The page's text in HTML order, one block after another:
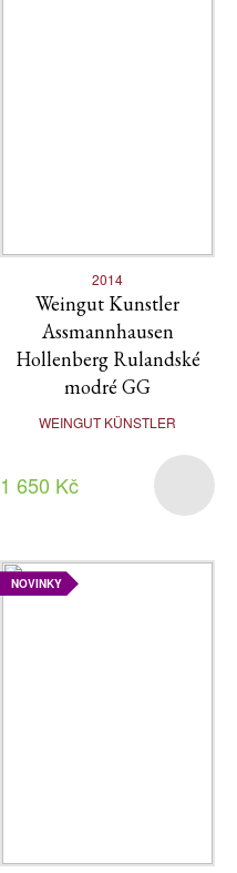
2014
Weingut Kunstler
Assmannhausen
Hollenberg Rulandské
modré GG
WEINGUT KÜNSTLER
1 650 Kč
NOVINKY